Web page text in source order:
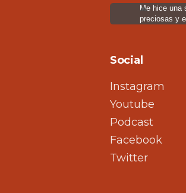
Me hice una
preciosas y
Social
Instagram
Youtube
Podcast
Facebook
Twitter